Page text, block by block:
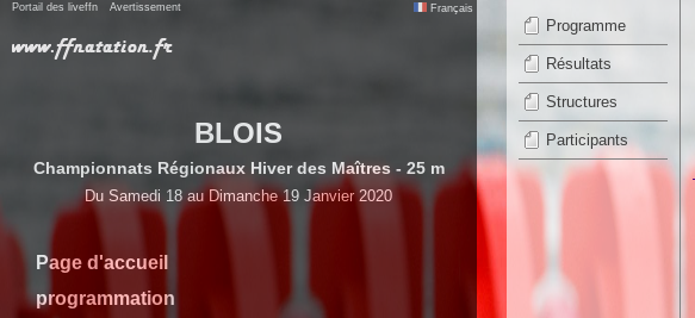
Portail des liveffn Avertissement Français
BLOIS
Championnats Régionaux Hiver des Maîtres - 25 m
Du Samedi 18 au Dimanche 19 Janvier 2020
Page d'accueil
programmation
Programme
Résultats
Structures
Participants